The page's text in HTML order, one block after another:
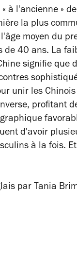
à l'ancienne »
la plus
moyen du
de 40 ans. La
signifie que
unir les
profitant
d'avoir
à la fois.
par Tania